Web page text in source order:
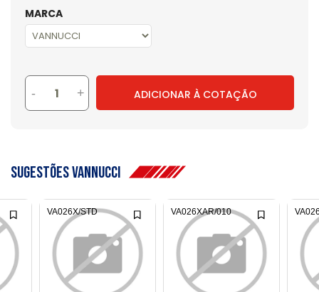
MARCA
- + ADICIONAR À COTAÇÃO
sugestões vannucci
VA026X/STD VA026XAR/010